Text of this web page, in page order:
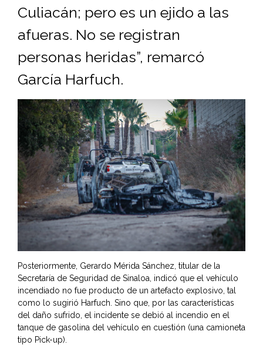
Culiacán; pero es un ejido a las
afueras. No se registran
personas heridas”, remarcó
García Harfuch.
Posteriormente, Gerardo Mérida Sánchez, titular de la
Secretaría de Seguridad de Sinaloa, indicó que el vehículo
incendiado no fue producto de un artefacto explosivo, tal
como lo sugirió Harfuch. Sino que, por las características
del daño sufrido, el incidente se debió al incendio en el
tanque de gasolina del vehículo en cuestión (una camioneta
tipo Pick-up).